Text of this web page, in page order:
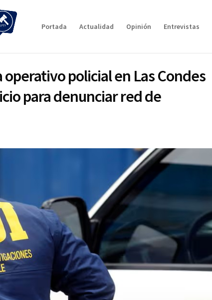
Portada Actualidad Opinión Entrevistas
policial en Las Condes
para denunciar red de